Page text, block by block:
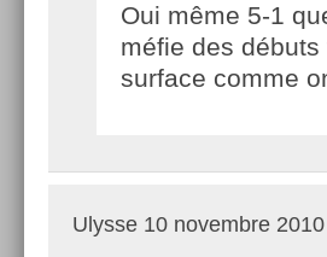
Oui même 5-1
méfie des
surface comme
Ulysse 10 novembre